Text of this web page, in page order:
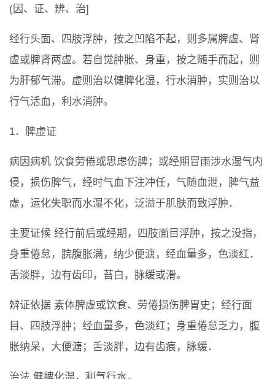
(因、证、辨、治]
经行头面、四肢浮肿，按之凹陷不起，则多属脾虚、肾
虚或脾肾两虚。若自觉肿胀、身重，按之随手而起，则
为肝郁气滞。虚则治以健脾化湿，行水消肿，实则治以
行气活血，利水消肿。
1．脾虚证
病因病机 饮食劳倦或思虑伤脾；或经期冒雨涉水湿气内
侵，损伤脾气，经时气血下注冲任，气随血泄，脾气益
虚，运化失职而水湿不化，泛溢于肌肤而致浮肿．
主要证候 经行前后或经期，四肢面目浮肿，按之没指，
身重倦怠，脘腹胀满，纳少便溏，经血量多，色淡红．
舌淡胖，边有齿印，苔白，脉缓或滑。
辨证依据 素体脾虚或饮食、劳倦损伤脾胃史；经行面
目、四肢浮肿；经血量多，色淡红；身重倦怠乏力，腹
胀纳呆，大便溏；舌淡胖，边有齿痕，脉缓．